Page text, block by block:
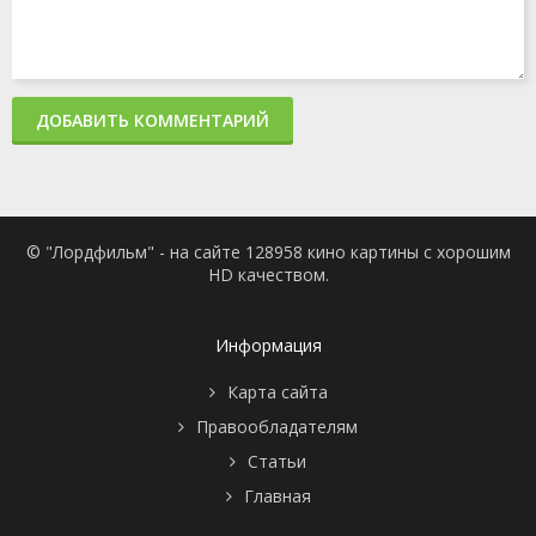
ДОБАВИТЬ КОММЕНТАРИЙ
© "Лордфильм" - на сайте 128958 кино картины с хорошим
HD качеством.
Информация
Карта сайта
Правообладателям
Статьи
Главная